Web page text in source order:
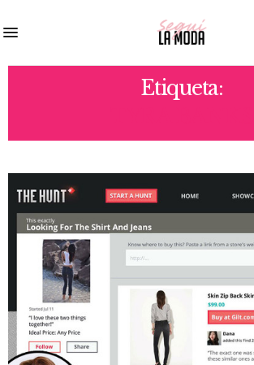
Etiqueta: